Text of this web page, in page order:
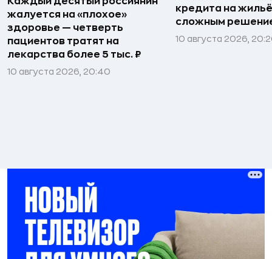
жалуется на «плохое»
здоровье — четверть
пациентов тратят на
лекарства более 5 тыс. ₽
10 августа 2026, 20:40
кредита на
сложным
10 августа 2026,